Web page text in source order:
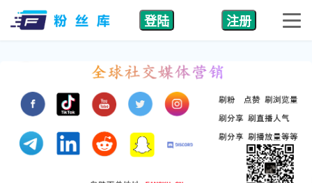
登陆 注册